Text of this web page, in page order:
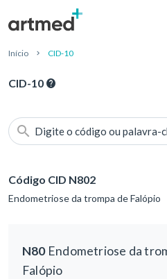
Início CID-10
CID-10
Digite o código ou palavra-
Código CID N802
Endometriose da trompa de Falópio
N80Endometriose da
Falópio